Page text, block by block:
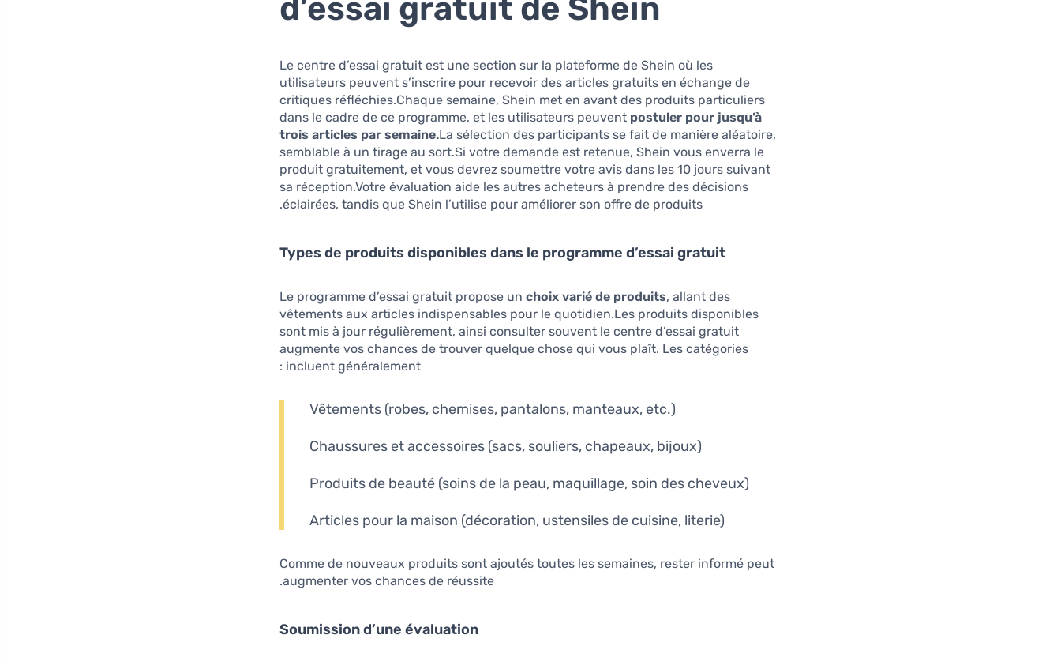
d’essai gratuit de Shein
Le centre d’essai gratuit est une section sur la plateforme de Shein où les
utilisateurs peuvent s’inscrire pour recevoir des articles gratuits en échange de
critiques réfléchies.Chaque semaine, Shein met en avant des produits particuliers
dans le cadre de ce programme, et les utilisateurs peuvent postuler pour jusqu’à
trois articles par semaine.La sélection des participants se fait de manière aléatoire,
semblable à un tirage au sort.Si votre demande est retenue, Shein vous enverra le
produit gratuitement, et vous devrez soumettre votre avis dans les 10 jours suivant
sa réception.Votre évaluation aide les autres acheteurs à prendre des décisions
éclairées, tandis que Shein l’utilise pour améliorer son offre de produits.
Types de produits disponibles dans le programme d’essai gratuit
Le programme d’essai gratuit propose unchoix varié de produits, allant des
vêtements aux articles indispensables pour le quotidien.Les produits disponibles
sont mis à jour régulièrement, ainsi consulter souvent le centre d’essai gratuit
augmente vos chances de trouver quelque chose qui vous plaît. Les catégories
incluent généralement :
Vêtements (robes, chemises, pantalons, manteaux, etc.)
Chaussures et accessoires (sacs, souliers, chapeaux, bijoux)
Produits de beauté (soins de la peau, maquillage, soin des cheveux)
Articles pour la maison (décoration, ustensiles de cuisine, literie)
Comme de nouveaux produits sont ajoutés toutes les semaines, rester informé peut
augmenter vos chances de réussite.
Soumission d’une évaluation